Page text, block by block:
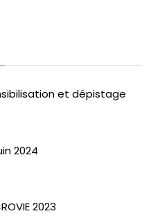
et dépistage
2024
2023